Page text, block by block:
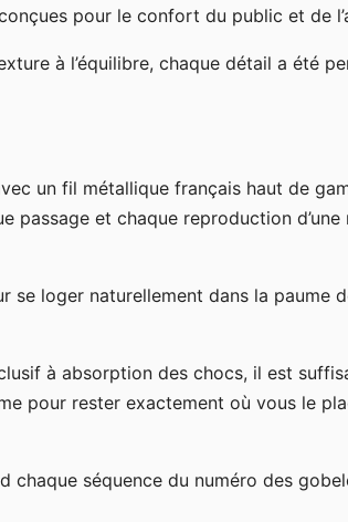
pour le confort du public et de
à l’équilibre, chaque détail a été
un fil métallique français haut de
passage et chaque reproduction
se loger naturellement dans la paume
à absorption des chocs, il est
pour rester exactement où vous le
chaque séquence du numéro des